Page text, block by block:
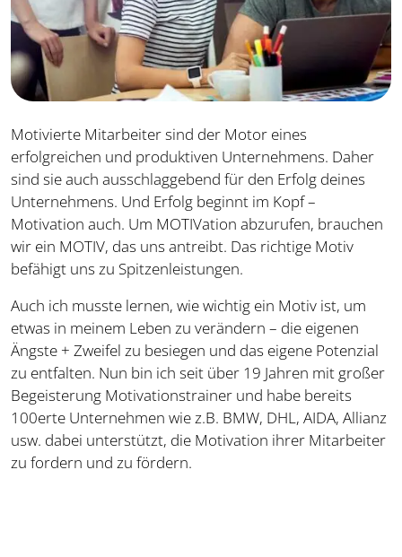
Motivierte Mitarbeiter sind der Motor eines
erfolgreichen und produktiven Unternehmens. Daher
sind sie auch ausschlaggebend für den Erfolg deines
Unternehmens. Und Erfolg beginnt im Kopf –
Motivation auch. Um MOTIVation abzurufen, brauchen
wir ein MOTIV, das uns antreibt. Das richtige Motiv
befähigt uns zu Spitzenleistungen.
Auch ich musste lernen, wie wichtig ein Motiv ist, um
etwas in meinem Leben zu verändern – die eigenen
Ängste + Zweifel zu besiegen und das eigene Potenzial
zu entfalten. Nun bin ich seit über 19 Jahren mit großer
Begeisterung Motivationstrainer und habe bereits
100erte Unternehmen wie z.B. BMW, DHL, AIDA, Allianz
usw. dabei unterstützt, die Motivation ihrer Mitarbeiter
zu fordern und zu fördern.